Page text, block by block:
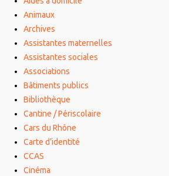
Animaux
Archives
Assistantes maternelles
Assistantes sociales
Associations
Bâtiments publics
Bibliothèque
Cantine / Périscolaire
Cars du Rhône
Carte d’identité
CCAS
Cinéma